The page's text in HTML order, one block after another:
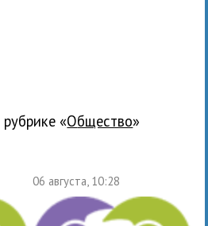
« общество»
06 августа, 10:28